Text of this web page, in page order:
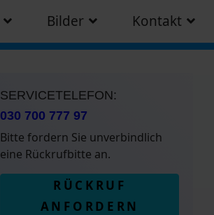
Bilder Kontakt
SERVICETELEFON:
030 700 777 97
Bitte fordern Sie unverbindlich
eine Rückrufbitte an.
RÜCKRUF
ANFORDERN